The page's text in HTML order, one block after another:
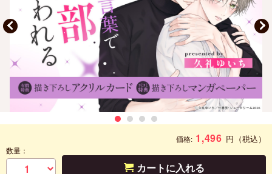
価格: 1,496 円 （税込）
数量：
カートに入れる